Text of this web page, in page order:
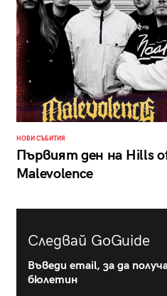
НОВИ СЪБИТИЯ
Първият ден на Hills
Malevolence
Следвай GoGuide
Въведи email, за да
бюлетин